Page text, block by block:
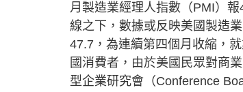
月製造業經理人指數（PMI）
線之下，數據或反映美國製造
47.7，為連續第四個月收縮，
國消費者，由於美國民眾對商
型企業研究會（Conference